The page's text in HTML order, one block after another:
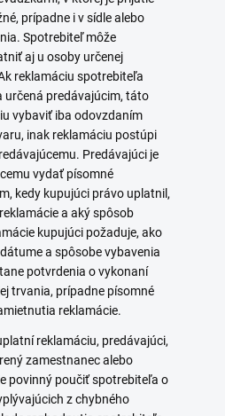
prípadne i v sídle alebo
Spotrebiteľ môže
aj u osoby určenej
reklamáciu spotrebiteľa
určená predávajúcim, táto
vybaviť iba odovzdaním
inak reklamáciu postúpi
Predávajúci je
vydať písomné
kedy kupujúci právo uplatnil,
a aký spôsob
kupujúci požaduje, ako
a spôsobe vybavenia
potvrdenia o vykonaní
trvania, prípadne písomné
reklamácie.
reklamáciu, predávajúci,
zamestnanec alebo
povinný poučiť spotrebiteľa o
z chybného